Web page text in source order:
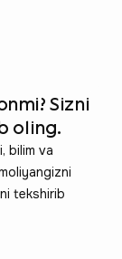
Sizni
oling.
bilim va
tekshirib